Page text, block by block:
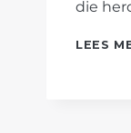
die
LEES